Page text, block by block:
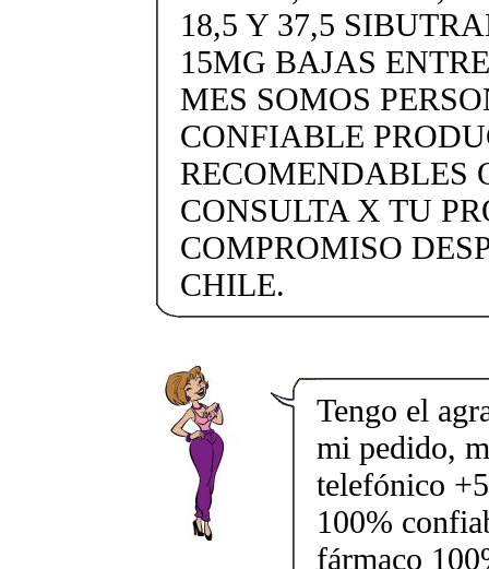
18,5 Y 37,5
15MG BAJAS
MES SOMOS
CONFIABLE
RECOMENDABLES
CONSULTA X TU
COMPROMISO
CHILE.
Tengo el
mi pedido,
telefónico
100%
fármaco